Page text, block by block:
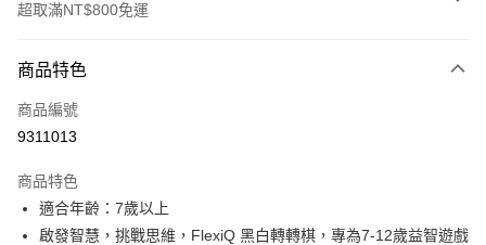
超取滿NT$800免運
信用卡一次付款
LINE Pay
大哥付你分期
相關說明
商品特色
商品編號
9311013
商品特色
適合年齡：7歲以上
啟發智慧，挑戰思維，FlexiQ 黑白轉轉棋，專為7-12歲益智遊戲